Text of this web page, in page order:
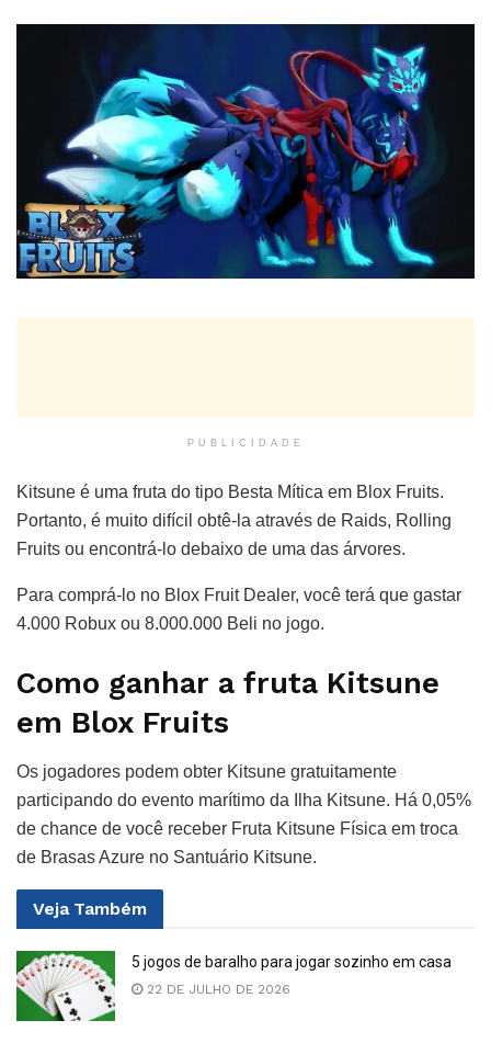
PUBLICIDADE
Kitsune é uma fruta do tipo Besta Mítica em Blox Fruits.
Portanto, é muito difícil obtê-la através de Raids, Rolling
Fruits ou encontrá-lo debaixo de uma das árvores.
Para comprá-lo no Blox Fruit Dealer, você terá que gastar
4.000 Robux ou 8.000.000 Beli no jogo.
Como ganhar a fruta Kitsune
em Blox Fruits
Os jogadores podem obter Kitsune gratuitamente
participando do evento marítimo da Ilha Kitsune. Há 0,05%
de chance de você receber Fruta Kitsune Física em troca
de Brasas Azure no Santuário Kitsune.
Veja Também
5 jogos de baralho para jogar sozinho em casa
22 DE JULHO DE 2026